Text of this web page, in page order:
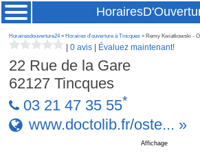
Horairesdouverture24» Horaires d'ouverture à Tincques » Remy Kwiatkowski -
|0 avis Évaluez maintenant!
22 Rue de la Gare
62127Tincques
03 21 47 35 55*
www.doctolib.fr/oste... »
Affichage